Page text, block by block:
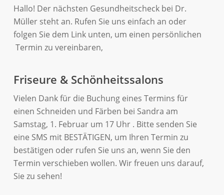
Hallo! Der nächsten Gesundheitscheck bei Dr.
Müller steht an. Rufen Sie uns einfach an oder
folgen Sie dem Link unten, um einen persönlichen
Termin zu vereinbaren,
Friseure & Schönheitssalons
Vielen Dank für die Buchung eines Termins für
einen Schneiden und Färben bei Sandra am
Samstag, 1. Februar um 17 Uhr . Bitte senden Sie
eine SMS mit BESTÄTIGEN, um Ihren Termin zu
bestätigen oder rufen Sie uns an, wenn Sie den
Termin verschieben wollen. Wir freuen uns darauf,
Sie zu sehen!